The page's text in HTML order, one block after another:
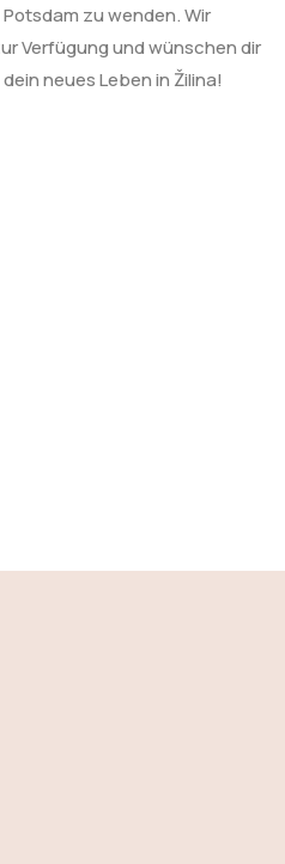
zu wenden. Wir
Verfügung und wünschen dir
neues Leben in Žilina!